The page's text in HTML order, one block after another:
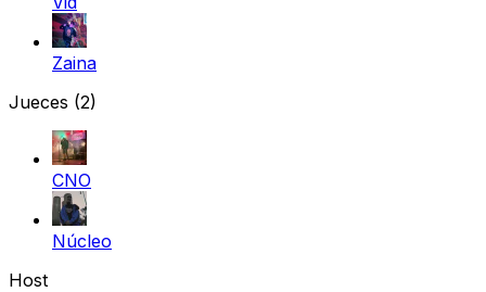
Zaina
Jueces (2)
CNO
Núcleo
Host